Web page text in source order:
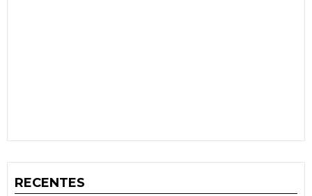
RECENTES